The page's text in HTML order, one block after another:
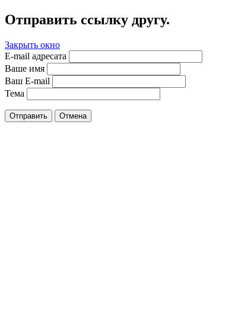
Отправить ссылку другу.
Закрыть окно
E-mail адресата
Ваше имя
Ваш E-mail
Тема
Отправить Отмена